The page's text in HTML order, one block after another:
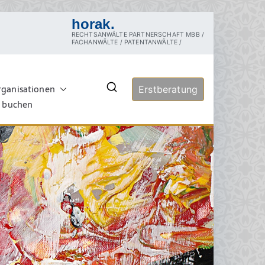
horak.
RECHTSANWÄLTE PARTNERSCHAFT MBB /
FACHANWÄLTE / PATENTANWÄLTE /
Tierschutzrecht,
Sachverständige,
Erstberatung